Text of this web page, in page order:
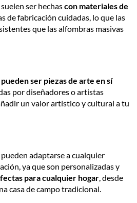
ser hechascon materiales de
de fabricación cuidadas, lo que las
que las alfombras masivas
pueden ser piezas de arte en sí
por diseñadores o artistas
un valor artístico y cultural a tu
adaptarse a cualquier
ya que son personalizadas y
para cualquier hogar , desde
casa de campo tradicional.